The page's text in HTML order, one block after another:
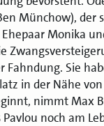
Münchow),
Monika
Fahndung. Sie
in der Nähe
nimmt Max
noch am